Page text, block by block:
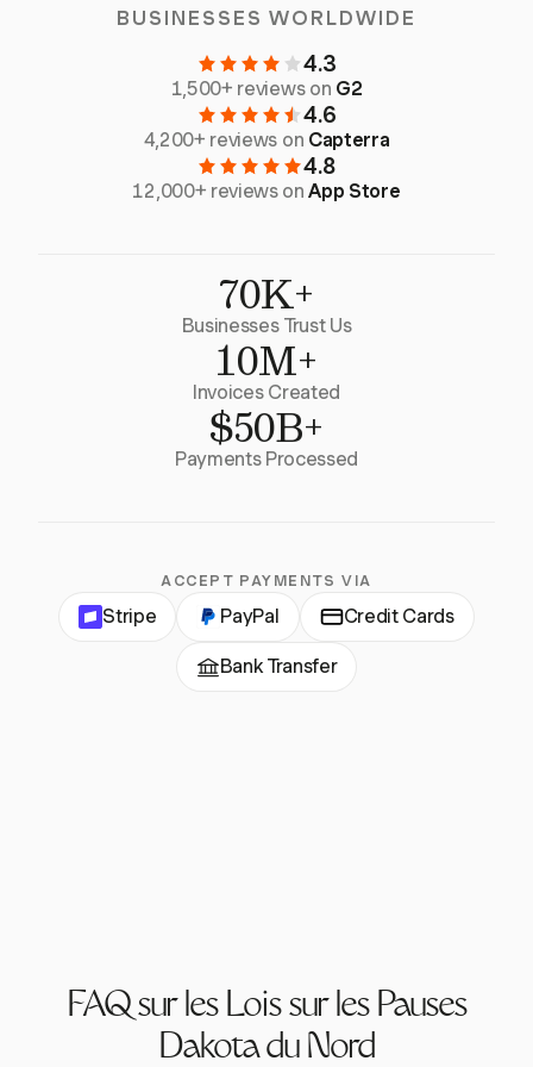
BUSINESSES WORLDWIDE
4.3
1,500+ reviews on G2
4.6
4,200+ reviews on Capterra
4.8
12,000+ reviews onApp Store
70K+
Businesses Trust Us
10M+
Invoices Created
$50B+
Payments Processed
ACCEPT PAYMENTS VIA
Stripe PayPal Credit Cards
Bank Transfer
FAQ sur les Lois sur les Pauses
Dakota du Nord